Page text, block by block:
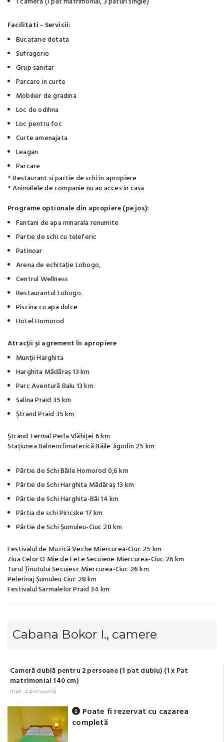
Facilitati - Servicii:
Bucatarie dotata
Sufragerie
Grup sanitar
Parcare in curte
Mobilier de gradina
Loc de odihna
Loc pentru foc
Curte amenajata
Leagan
Parcare
* Restaurant si partie de schi in apropiere
* Animalele de companie nu au acces in casa
Programe optionale din apropiere (pe jos):
Fantani de apa minarala renumite
Partie de schi cu teleferic
Patinoar
Arena de echitație Lobogo,
Centrul Wellness
Restaurantul Lobogo.
Piscina cu apa dulce
Hotel Homorod
Atracții și agrement în apropiere
Munții Harghita
Harghita Mădăraș 13 km
Parc Aventură Balu 13 km
Salina Praid 35 km
Ștrand Praid 35 km
Ştrand Termal Perla Vlăhiţei 6 km
Stațiunea Balneoclimaterică Băile Jigodin 25 km
Pârtie de Schi Băile Homorod 0,6 km
Pârtie de Schi Harghita Mădăraș 13 km
Pârtie de Schi Harghita-Băi 14 km
Pârtia de schi Piricske 17 km
Pârtie de Schi Șumuleu-Ciuc 28 km
Festivalul de Muzică Veche Miercurea-Ciuc 25 km
Ziua Celor O Mie de Fete Secuiene Miercurea-Ciuc 26 km
Turul Ținutului Secuiesc Miercurea-Ciuc 26 km
Pelerinaj Șumuleu Ciuc 28 km
Festivalul Sarmalelor Praid 34 km
Cabana Bokor I., camere
Cameră dublă pentru 2 persoane (1 pat dublu) (1 x Pat
matrimonial 140 cm)
max. 2 persoană
Poate fi rezervat cu cazarea
completă